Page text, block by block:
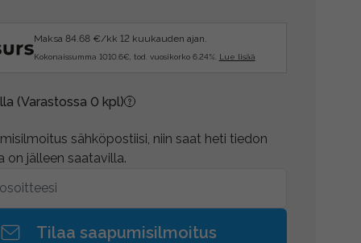
Maksa 84.68 €/kk 12 kuukauden ajan.
Kokonaissumma 1010.6€, tod. vuosikorko 6.24%. Lue lisää
(Varastossa 0 kpl)
sähköpostiisi, niin saat heti tiedon
on jälleen saatavilla.
Tilaa saapumisilmoitus